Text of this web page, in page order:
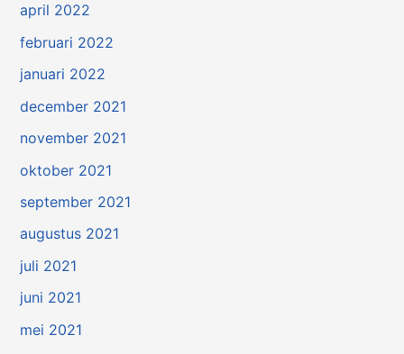
april 2022
februari 2022
januari 2022
december 2021
november 2021
oktober 2021
september 2021
augustus 2021
juli 2021
juni 2021
mei 2021